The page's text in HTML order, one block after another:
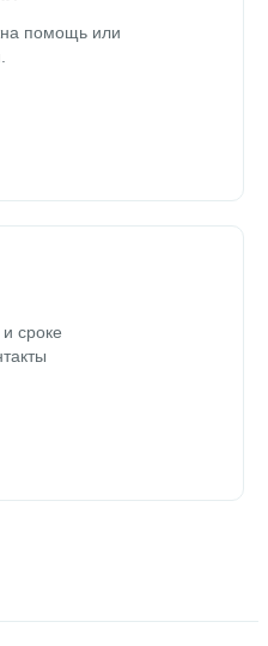
помощь или
сроке